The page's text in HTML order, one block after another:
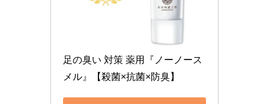
足の臭い 対策 薬用『ノーノース
メル』【殺菌×抗菌×防臭】